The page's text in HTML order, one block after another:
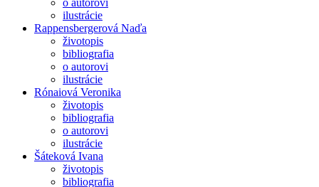
o autorovi
ilustrácie
Rappensbergerová Naďa
životopis
bibliografia
o autorovi
ilustrácie
Rónaiová Veronika
životopis
bibliografia
o autorovi
ilustrácie
Šáteková Ivana
životopis
bibliografia